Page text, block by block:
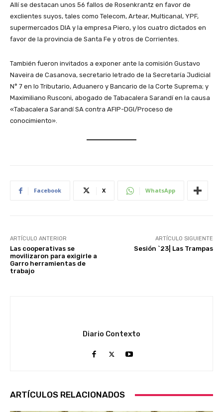
Allí se destacan unos 56 fallos de Rosenkrantz en favor de
exclientes suyos, tales como Telecom, Artear, Multicanal, YPF,
supermercados DIA y la empresa Piero, y los cuatro dictados en
favor de la provincia de Santa Fe y otros de Corrientes.
También fueron invitados a exponer ante la comisión Gustavo
Naveira de Casanova, secretario letrado de la Secretaría Judicial
N° 7 en lo Tributario, Aduanero y Bancario de la Corte Suprema; y
Maximiliano Rusconi, abogado de Tabacalera Sarandí en la causa
«Tabacalera Sarandí SA contra AFIP-DGI/Proceso de
conocimiento».
Facebook X WhatsApp
ARTÍCULO ANTERIOR
Las cooperativas se
movilizaron para exigirle a
Garro herramientas de
trabajo
ARTÍCULO SIGUIENTE
Sesión `23| Las Trampas
Diario Contexto
ARTÍCULOS RELACIONADOS